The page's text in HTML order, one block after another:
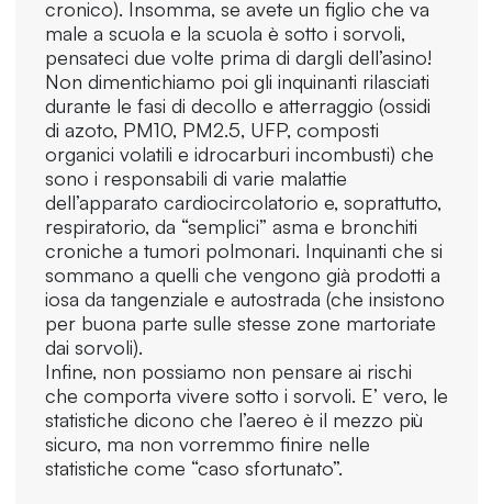
cronico). Insomma, se avete un figlio che va
male a scuola e la scuola è sotto i sorvoli,
pensateci due volte prima di dargli dell’asino!
Non dimentichiamo poi gli inquinanti rilasciati
durante le fasi di decollo e atterraggio (ossidi
di azoto, PM10, PM2.5, UFP, composti
organici volatili e idrocarburi incombusti) che
sono i responsabili di varie malattie
dell’apparato cardiocircolatorio e, soprattutto,
respiratorio, da “semplici” asma e bronchiti
croniche a tumori polmonari. Inquinanti che si
sommano a quelli che vengono già prodotti a
iosa da tangenziale e autostrada (che insistono
per buona parte sulle stesse zone martoriate
dai sorvoli).
Infine, non possiamo non pensare ai rischi
che comporta vivere sotto i sorvoli. E’ vero, le
statistiche dicono che l’aereo è il mezzo più
sicuro, ma non vorremmo finire nelle
statistiche come “caso sfortunato”.